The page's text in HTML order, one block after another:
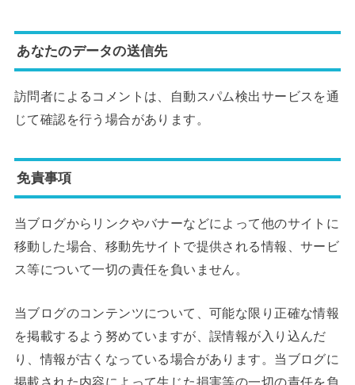
あなたのデータの送信先
訪問者によるコメントは、自動スパム検出サービスを通
じて確認を行う場合があります。
免責事項
当ブログからリンクやバナーなどによって他のサイトに
移動した場合、移動先サイトで提供される情報、サービ
ス等について一切の責任を負いません。
当ブログのコンテンツについて、可能な限り正確な情報
を掲載するよう努めていますが、誤情報が入り込んだ
り、情報が古くなっている場合があります。当ブログに
掲載された内容によって生じた損害等の一切の責任を負